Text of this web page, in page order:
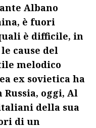
Albano
è fuori
è difficile, in
cause del
melodico
ex sovietica ha
oggi, Al
della sua
di un